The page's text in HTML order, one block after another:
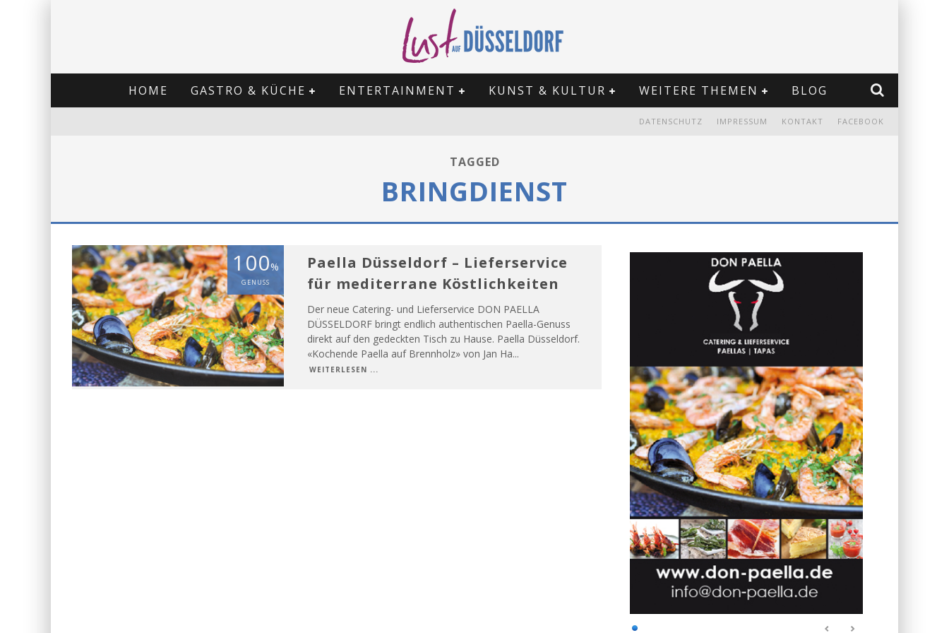
HOME GASTRO & KÜCHE ENTERTAINMENT KUNST & KULTUR WEITERE THEMEN BLOG
FACEBOOK
KONTAKT
IMPRESSUM
DATENSCHUTZ
TAGGED
BRINGDIENST
100%
GENUSS
Paella Düsseldorf – Lieferservice
für mediterrane Köstlichkeiten
Der neue Catering- und Lieferservice DON PAELLA
DÜSSELDORF bringt endlich authentischen Paella-Genuss
direkt auf den gedeckten Tisch zu Hause. Paella Düsseldorf.
«Kochende Paella auf Brennholz» von Jan Ha...
WEITERLESEN ...